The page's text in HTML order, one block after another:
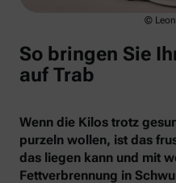
©
So bringen Sie
auf Trab
Wenn die Kilos trotz
purzeln wollen, ist das
das liegen kann und mit
Fettverbrennung in